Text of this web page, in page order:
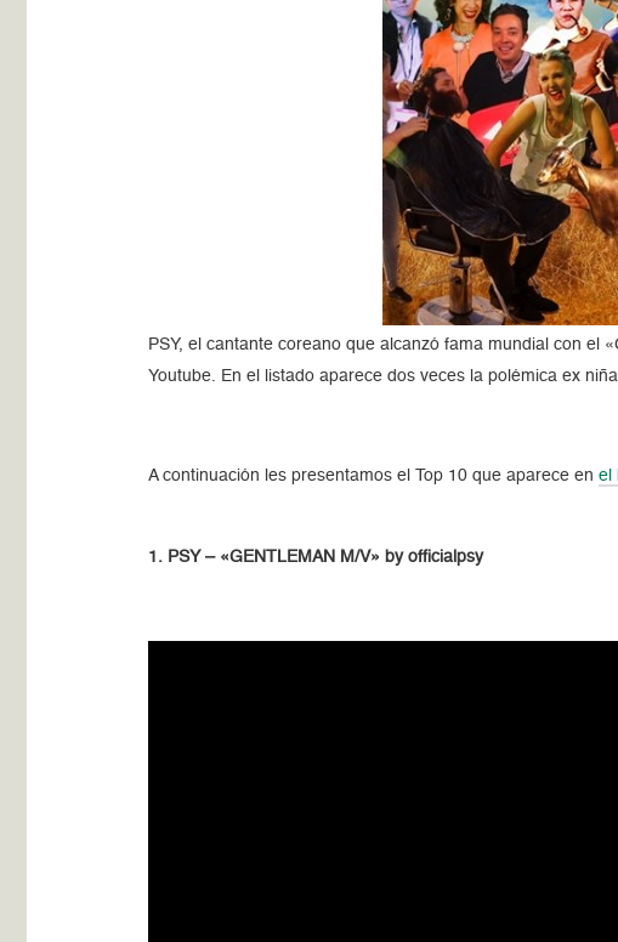
PSY, el cantante coreano que alcanzó fama mundial con el
Youtube. En el listado aparece dos veces la polémica ex
A continuación les presentamos el Top 10 que aparece enel
1. PSY – «GENTLEMAN M/V» by officialpsy